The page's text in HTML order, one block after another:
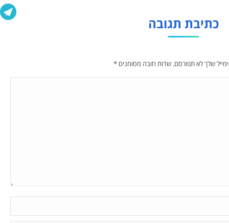
כתיבת תגובה
שלך לא תפורסם. שדות חובה מסומנים*